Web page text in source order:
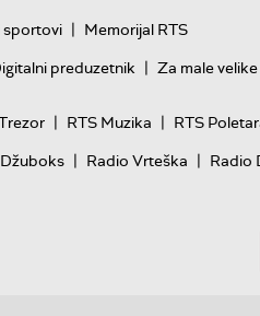
sportovi | Memorijal RTS
preduzetnik | Za male
| RTS Muzika | RTS
| Radio Vrteška | Radio